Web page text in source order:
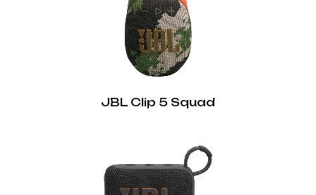
JBL Clip 5 Squad